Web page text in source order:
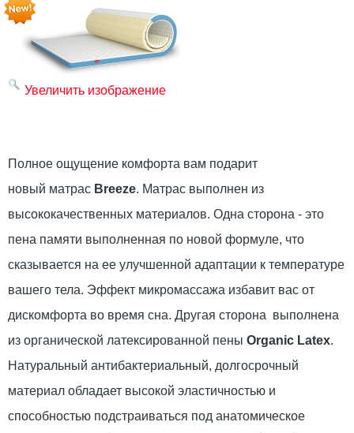
Увеличить изображение
Полное ощущение комфорта вам подарит
новый матрас Breeze. Матрас выполнен из
высококачественных материалов. Одна сторона - это
пена памяти выполненная по новой формуле, что
сказывается на ее улучшенной адаптации к температуре
вашего тела. Эффект микромассажа избавит вас от
дискомфорта во время сна. Другая сторона выполнена
из органической латексированной пены Organic Latex.
Натуральный антибактериальный, долгосрочный
материал обладает высокой эластичностью и
способностью подстраиваться под анатомическое